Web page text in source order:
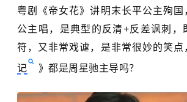
粤剧《帝女花》讲明末长平公主殉国
公主唱，是典型的反清+反差讽刺，
符，又非常戏谑，是非常很妙的笑点
记
》都是周星驰主导吗？